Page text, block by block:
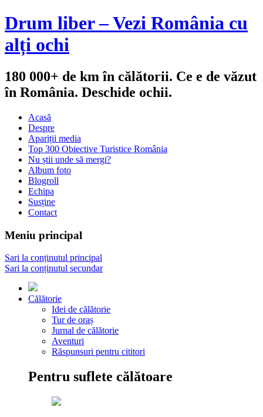
Drum liber – Vezi România cu
alți ochi
180 000+ de km în călătorii. Ce e de văzut
în România. Deschide ochii.
Acasă
Despre
Apariții media
Top 300 Obiective Turistice România
Nu știi unde să mergi?
Album foto
Blogroll
Echipa
Susține
Contact
Meniu principal
Sari la conținutul principal
Sari la conținutul secundar
Călătorie
Idei de călătorie
Tur de oraș
Jurnal de călătorie
Aventuri
Răspunsuri pentru cititori
Pentru suflete călătoare